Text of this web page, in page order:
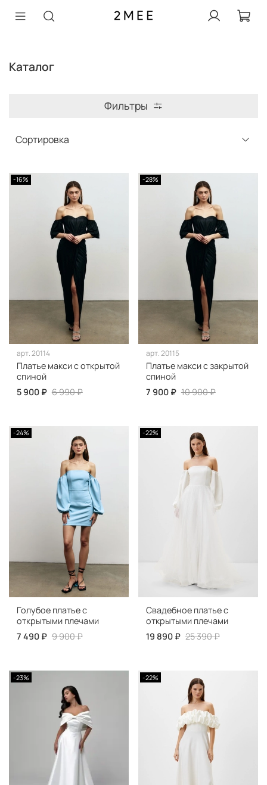
Каталог
Фильтры
-16%
арт.20114
Платье макси с открытой
спиной
5 900 ₽ 6 990 ₽
-28%
арт.20115
Платье макси с закрытой
спиной
7 900 ₽ 10 900 ₽
-24%
Голубое платье с
открытыми плечами
7 490 ₽ 9 900 ₽
-22%
Свадебное платье с
открытыми плечами
19 890 ₽ 25 390 ₽
-23% -22%